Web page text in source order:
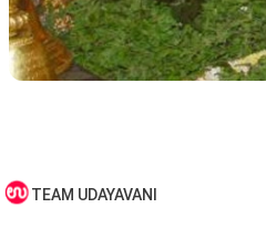
TEAM UDAYAVANI